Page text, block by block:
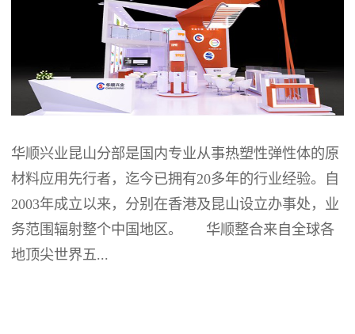
华顺兴业昆山分部是国内专业从事热塑性弹性体的原
材料应用先行者，迄今已拥有20多年的行业经验。自
2003年成立以来，分别在香港及昆山设立办事处，业
务范围辐射整个中国地区。 华顺整合来自全球各
地顶尖世界五...